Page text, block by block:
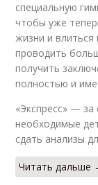
специальную
чтобы уже
жизни и
проводить
получить
полностью и
«Экспресс» —
необходимые
сдать анализы
Читать дальше